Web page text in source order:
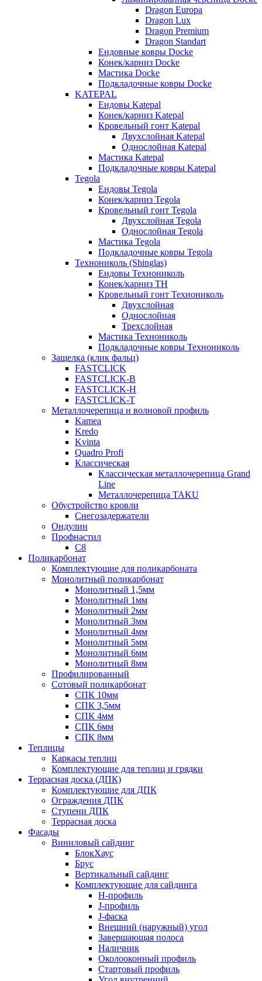
Dragon Europa
Dragon Lux
Dragon Premium
Dragon Standart
Ендовные ковры Docke
Конек/карниз Docke
Мастика Docke
Подкладочные ковры Docke
KATEPAL
Ендовы Katepal
Конек/карниз Katepal
Кровельный гонт Katepal
Двухслойная Katepal
Однослойная Katepal
Мастика Katepal
Подкладочные ковры Katepal
Tegola
Ендовы Tegola
Конек/карниз Tegola
Кровельный гонт Tegola
Двухслойная Tegola
Однослойная Tegola
Мастика Tegola
Подкладочные ковры Tegola
Технониколь (Shinglas)
Ендовы Технониколь
Конек/карниз ТН
Кровельный гонт Технониколь
Двухслойная
Однослойная
Трехслойная
Мастика Технониколь
Подкладочные ковры Технониколь
Защелка (клик фальц)
FASTCLICK
FASTCLICK-B
FASTCLICK-H
FASTCLICK-T
Металлочерепица и волновой профиль
Kamea
Kredo
Kvinta
Quadro Profi
Классическая
Классическая металлочерепица Grand
Line
Металлочерепица TAKU
Обустройство кровли
Снегозадержатели
Ондулин
Профнастил
С8
Поликарбонат
Комплектующие для поликарбоната
Монолитный поликарбонат
Монолитный 1,5мм
Монолитный 1мм
Монолитный 2мм
Монолитный 3мм
Монолитный 4мм
Монолитный 5мм
Монолитный 6мм
Монолитный 8мм
Профилированный
Сотовый поликарбонат
СПК 10мм
СПК 3,5мм
СПК 4мм
СПК 6мм
СПК 8мм
Теплицы
Каркасы теплиц
Комплектующие для теплиц и грядки
Террасная доска (ДПК)
Комплектующие для ДПК
Ограждения ДПК
Ступени ДПК
Террасная доска
Фасады
Виниловый сайдинг
БлокХаус
Брус
Вертикальный сайдинг
Комплектующие для сайдинга
H-профиль
J-профиль
J-фаска
Внешний (наружный) угол
Завершающая полоса
Наличник
Околооконный профиль
Стартовый профиль